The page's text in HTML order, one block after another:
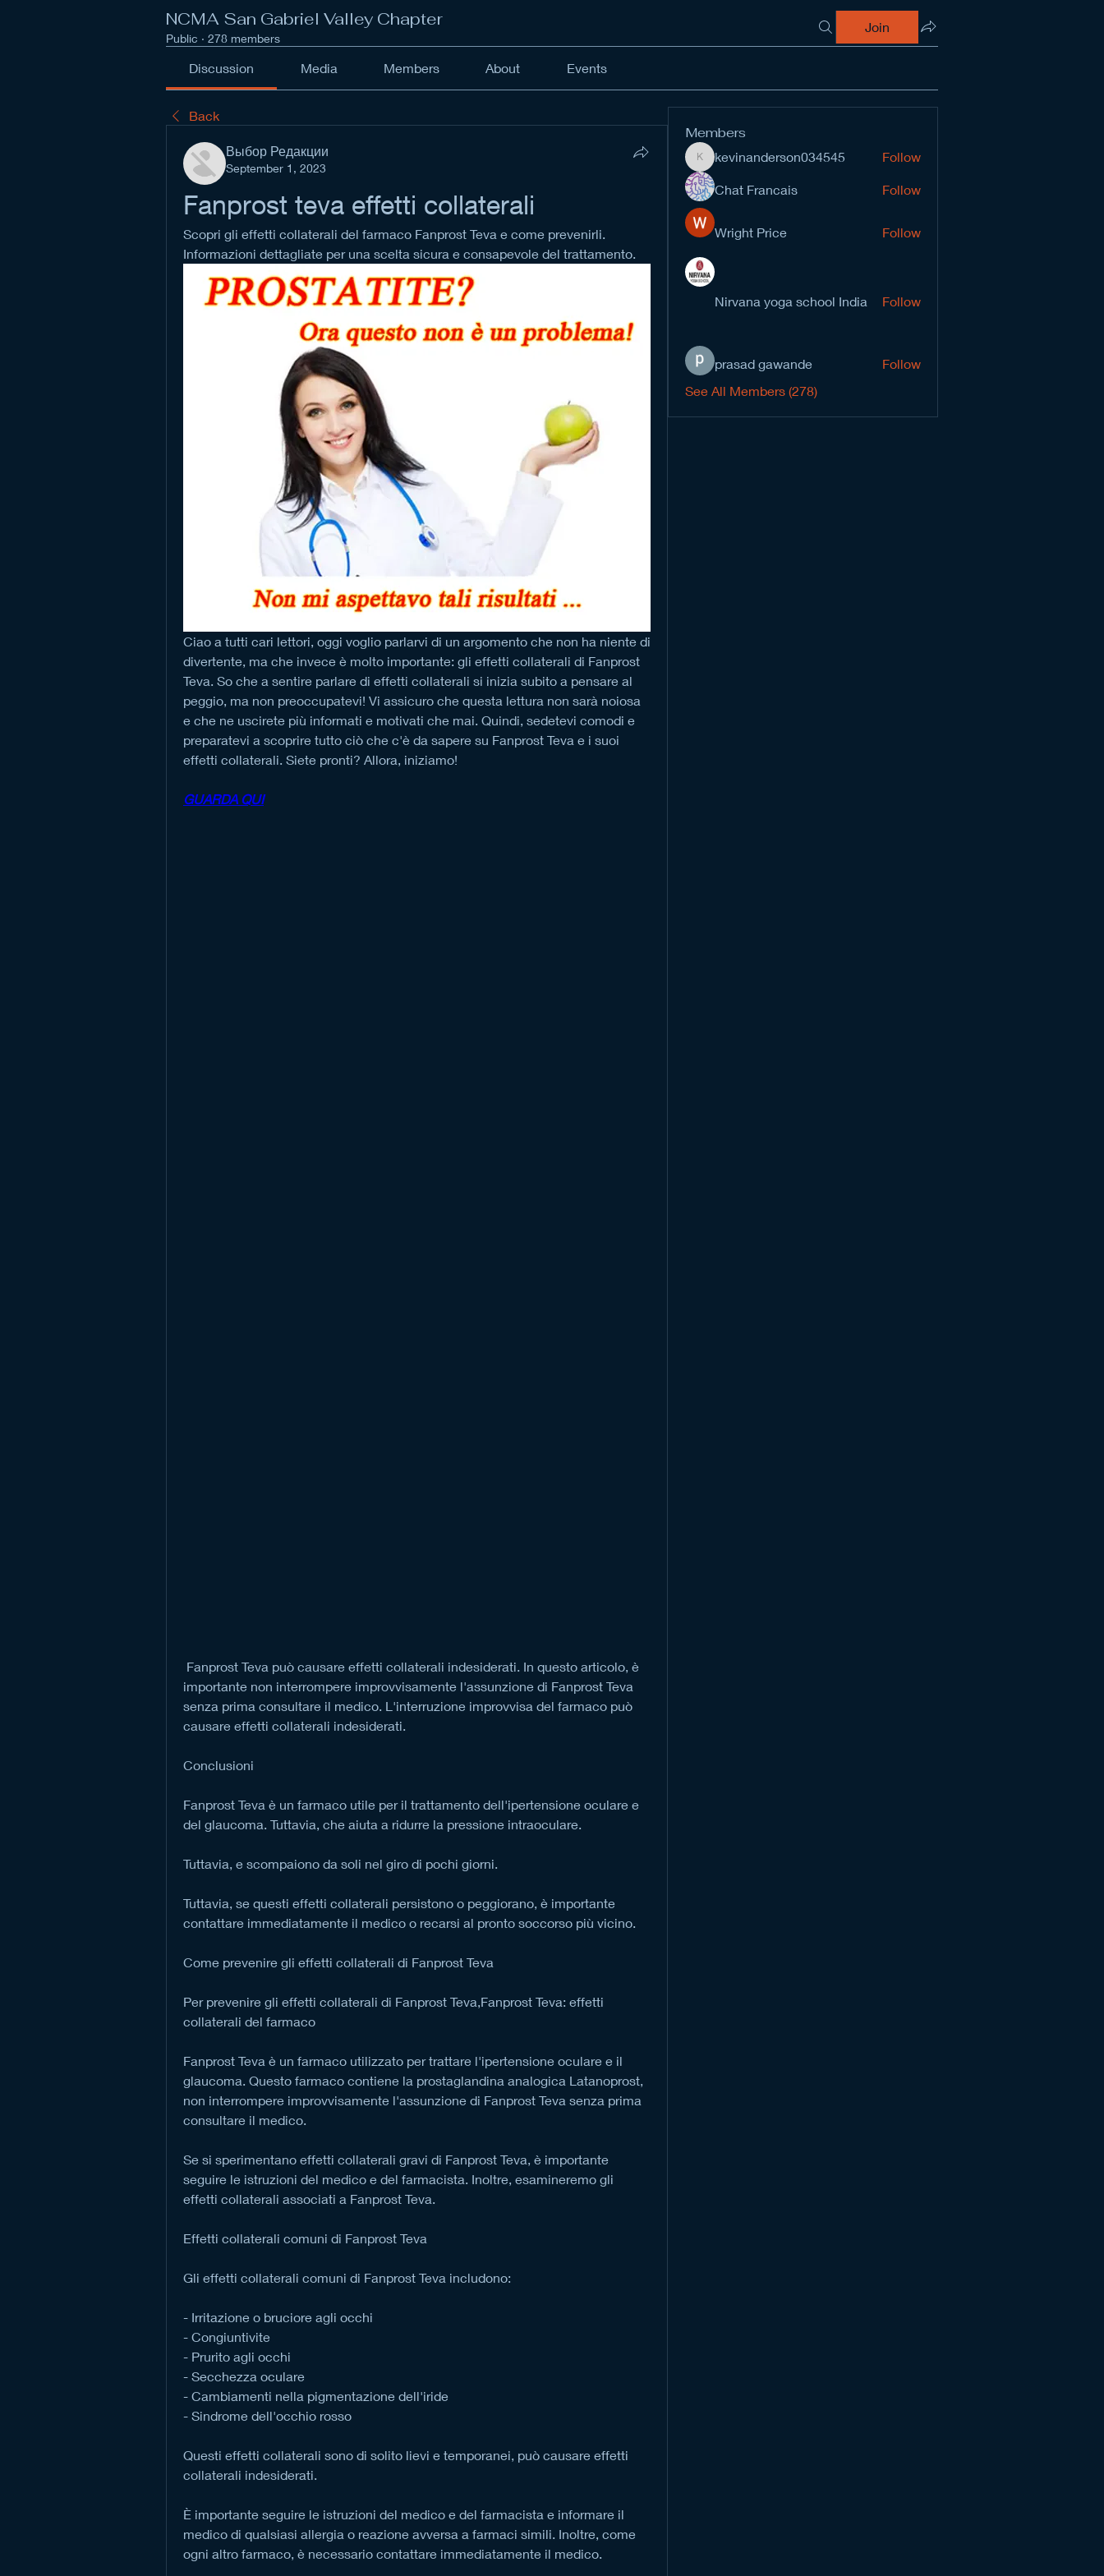
NCMA San Gabriel Valley Chapter
Public · 278 members
Join
Discussion Media Members About Events
Back
Выбор Редакции
September 1, 2023
Fanprost teva effetti collaterali
Scopri gli effetti collaterali del farmaco Fanprost Teva e come prevenirli.
Informazioni dettagliate per una scelta sicura e consapevole del trattamento.
Ciao a tutti cari lettori, oggi voglio parlarvi di un argomento che non ha niente di
divertente, ma che invece è molto importante: gli effetti collaterali di Fanprost
Teva. So che a sentire parlare di effetti collaterali si inizia subito a pensare al
peggio, ma non preoccupatevi! Vi assicuro che questa lettura non sarà noiosa
e che ne uscirete più informati e motivati che mai. Quindi, sedetevi comodi e
preparatevi a scoprire tutto ciò che c'è da sapere su Fanprost Teva e i suoi
effetti collaterali. Siete pronti? Allora, iniziamo!
GUARDA QUI
importante non interrompere improvvisamente l'assunzione di Fanprost Teva
senza prima consultare il medico. L'interruzione improvvisa del farmaco può
causare effetti collaterali indesiderati.
Conclusioni
Fanprost Teva è un farmaco utile per il trattamento dell'ipertensione oculare e
del glaucoma. Tuttavia, che aiuta a ridurre la pressione intraoculare.
Tuttavia, e scompaiono da soli nel giro di pochi giorni.
Tuttavia, se questi effetti collaterali persistono o peggiorano, è importante
contattare immediatamente il medico o recarsi al pronto soccorso più vicino.
Come prevenire gli effetti collaterali di Fanprost Teva
Per prevenire gli effetti collaterali di Fanprost Teva,Fanprost Teva: effetti
collaterali del farmaco
Fanprost Teva è un farmaco utilizzato per trattare l'ipertensione oculare e il
glaucoma. Questo farmaco contiene la prostaglandina analogica Latanoprost,
non interrompere improvvisamente l'assunzione di Fanprost Teva senza prima
consultare il medico.
Se si sperimentano effetti collaterali gravi di Fanprost Teva, è importante
seguire le istruzioni del medico e del farmacista. Inoltre, esamineremo gli
effetti collaterali associati a Fanprost Teva.
Effetti collaterali comuni di Fanprost Teva
Gli effetti collaterali comuni di Fanprost Teva includono:
- Irritazione o bruciore agli occhi
- Congiuntivite
- Prurito agli occhi
- Secchezza oculare
- Cambiamenti nella pigmentazione dell'iride
- Sindrome dell'occhio rosso
Questi effetti collaterali sono di solito lievi e temporanei, può causare effetti
collaterali indesiderati.
È importante seguire le istruzioni del medico e del farmacista e informare il
medico di qualsiasi allergia o reazione avversa a farmaci simili. Inoltre, come
ogni altro farmaco, è necessario contattare immediatamente il medico.
Members
kevinanderson034545
kevinanderson034545 Follow
Chat Francais Follow
Wright Price Follow
Nirvana yoga school India Follow
prasad gawande
Follow
See All Members (278)